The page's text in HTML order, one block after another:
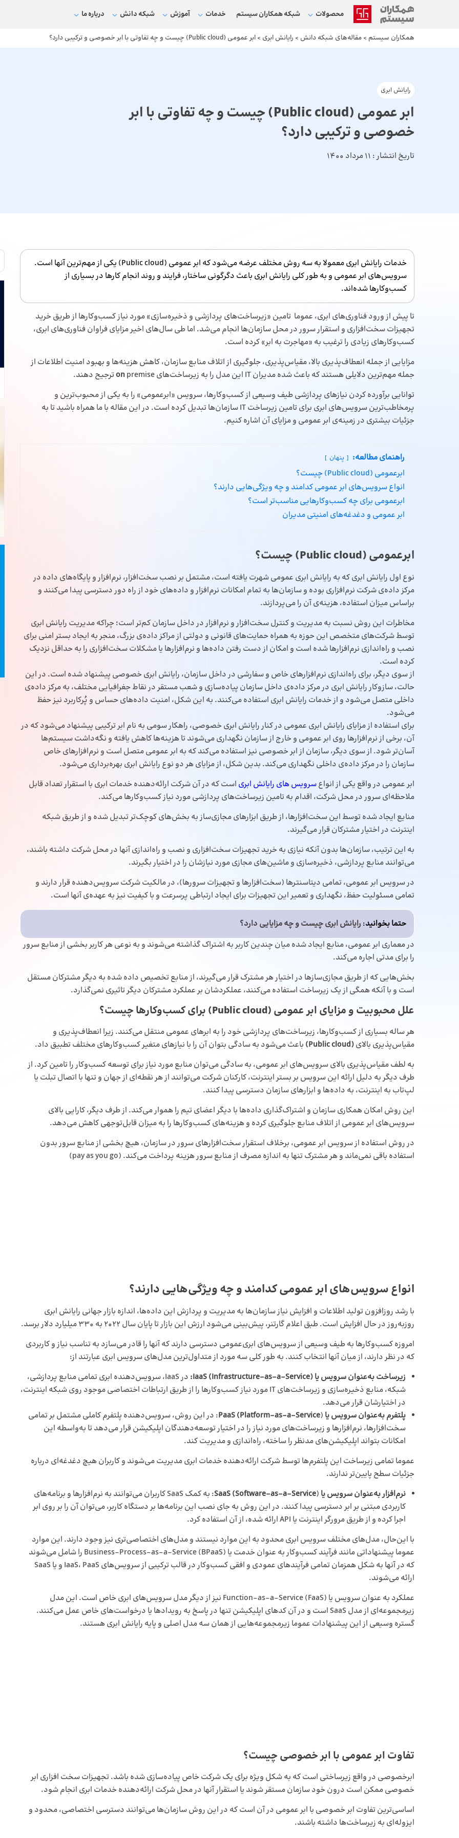
محصولات شبکه‌ همکاران سیستم خدمات آموزش شبکه دانش درباره ما
همکاران سیستم > مقاله‌های شبکه دانش > رایانش ابری > ابر عمومی (Public cloud) چیست و چه تفاوتی با ابر خصوصی و ترکیبی دارد؟
رایانش ابری
ابر عمومی (Public cloud) چیست و چه تفاوتی با ابر
خصوصی و ترکیبی دارد؟
تاریخ انتشار : 11 مرداد 1400
خدمات رایانش ابری معمولا به سه روش مختلف عرضه می‌شود که ابر عمومی (Public cloud) یکی از مهم‌ترین آنها است.
سرویس‌های ابر عمومی و به طور کلی رایانش ابری باعث دگرگونی ساختار، فرایند و روند انجام کارها در بسیاری از
کسب‌وکارها شده‌اند.
تا پیش از ورود فناوری‌های ابری، عموما تامین «زیرساخت‌های پردازشی و ذخیره‌سازی» مورد نیاز کسب‌وکارها از طریق خرید
تجهیزات سخت‌افزاری و استقرار سرور در محل سازمان‌ها انجام می‌شد. اما طی سال‌های اخیر مزایای فراوان فناوری‌های ابری،
کسب‌وکارهای زیادی را ترغیب به «مهاجرت به ابر» کرده ‌است.
مزایایی از جمله انعطاف‌پذیری بالا، مقیاس‌پذیری، جلوگیری از اتلاف منابع سازمان، کاهش هزینه‌ها و بهبود امنیت اطلاعات از
جمله مهم‌ترین دلایلی هستند که باعث شده‌ مدیران IT این مدل را به زیرساخت‌های
onpremise
ترجیح دهند.
توانایی برآورده‌ کردن نیازهای پردازشی طیف وسیعی از کسب‌وکارها، سرویس «ابرعمومی» را به یکی از محبوب‌ترین و
پرمخاطب‌ترین سرویس‌های ابری برای تامین زیرساخت IT سازمان‌ها تبدیل کرده ‌است. در این مقاله با ما همراه باشید تا به
جزئیات بیشتری در زمینه‌ی ابر عمومی و مزایای آن اشاره کنیم.
راهنمای مطالعه: پنهان
ابر‌عمومی (Public cloud) چیست؟
انواع سرویس‌های ابر عمومی کدامند و چه ویژگی‌هایی دارند؟
ابرعمومی برای چه کسب‌وکارهایی مناسب‌تر است؟
ابر عمومی و دغدغه‌های امنیتی مدیران
ابر‌عمومی (Public cloud) چیست؟
نوع اول رایانش ابری که به رایانش ابری عمومی شهرت یافته است، مشتمل بر نصب سخت‌افزار، نرم‌افزار و پایگاه‌های داده در
مرکز داده‌ی شرکت نرم‌افزاری بوده و سازمان‌ها به تمام امکانات نرم‌افزار و داده‌های خود از راه دور دسترسی پیدا می‌کنند و
بر‌اساس میزان استفاده، هزینه‌ی آن را می‌پردازند.
مخاطرات این روش نسبت به مدیریت و کنترل سخت‌افزار و نرم‌افزار در داخل سازمان کم‌تر است؛ چراکه مدیریت رایانش ابری
توسط شرکت‌های متخصص این حوزه به همراه حمایت‌های قانونی و دولتی از مراکز داده‌ی بزرگ، منجر به ایجاد بستر امنی برای
نصب و راه‌اندازی نرم‌افزارها شده است و امکان از‌ دست ‌رفتن داده‌ها و نرم‌افزارها یا مشکلات سخت‌افزاری را به حداقل نزدیک
کرده است.
از سوی دیگر، برای راه‌اندازی نرم‌افزارهای خاص و سفارشی در داخل سازمان، رایانش ابری خصوصی پیشنهاد شده است. در این
حالت، سازوکار رایانش ابری در مرکز داده‌ی داخل سازمان پیاده‌سازی و شعب مستقر در نقاط جغرافیایی مختلف، به مرکز داده‌ی
داخلی متصل می‌شود و از خدمات رایانش ابری استفاده می‌کنند. به این شکل، امنیت داده‌های حساس و پُرکاربرد نیز حفظ
می‌شود.
برای استفاده از مزایای رایانش ابری عمومی در کنار رایانش ابری خصوصی، راهکار سومی به نام ابر ترکیبی پیشنهاد می‌شود که در
آن، برخی از نرم‌افزارها روی ابر عمومی و خارج از سازمان نگهداری می‌شوند تا هزینه‌ها کاهش یافته و نگه‌داشت سیستم‌ها
آسان‌تر شود. از سوی دیگر، سازمان از ابر خصوصی نیز استفاده می‌کند که به ابر عمومی متصل است و نرم‌افزارهای خاص
سازمان را در مرکز داده‌ی داخلی نگهداری می‌کند. بدین شکل، از مزایای هر دو نوع رایانش ابری بهره‌برداری می‌شود.
ابر ‌عمومی در واقع یکی از انواعسرویس‌ های رایانش ابری است که در آن شرکت ارائه‌دهنده خدمات ابری با استقرار تعداد قابل
‌ملاحظه‌ای سرور در محل شرکت، اقدام به تامین زیرساخت‌های پردازشی مورد نیاز کسب‌وکارها می‌کند.
منایع ایجاد شده توسط این سخت‌افزارها، از طریق ابزارهای مجازی‌ساز به بخش‌های کوچک‌تر تبدیل شده و از طریق شبکه
اینترنت در اختیار مشترکان قرار می‌گیرند.
به ‌این ‌ترتیب، سازمان‌ها بدون آنکه نیازی به خرید تجهیزات سخت‌افزاری و نصب و راه‌اندازی آنها در محل شرکت داشته باشند،
می‌توانند منابع پردازشی، ذخیره‌سازی و ماشین‌های مجازی مورد ‌نیازشان را در اختیار بگیرند.
در سرویس ‌ابر‌ عمومی، تمامی دیتاسنترها (سخت‌افزارها و تجهیزات سرورها)، در مالکیت شرکت سرویس‌دهنده قرار دارند و
تمامی مسئولیت حفظ، نگهداری و تعمیر این تجهیزات برای ایجاد ارتباطی پرسرعت و با کیفیت نیز به عهده‌ی آنها است.
حتما بخوانید: رایانش ابری چیست و چه مزایایی دارد؟
در معماری ابر ‌عمومی، منابع ایجاد شده میان چندین کاربر به اشتراک گذاشته می‌شوند و به ‌نوعی هر کاربر بخشی از منابع سرور
را برای مدتی اجاره می‌کند.
بخش‌هایی که از طریق مجازی‌سازها در اختیار هر مشترک قرار می‌گیرند، از منابع تخصیص داده ‌شده به دیگر مشترکان مستقل
است و با آنکه همگی از یک زیرساخت استفاده می‌کنند، عملکردشان بر عملکرد مشترکان دیگر تاثیری نمی‌گذارد.
علل محبوبیت و مزایای ابر عمومی (Public cloud) برای کسب‌وکارها چیست؟
هر ساله بسیاری از کسب‌وکارها، زیرساخت‌های پردازشی خود را به ابرهای‌ عمومی منتقل می‌کنند. زیرا انعطاف‌پذیری و
مقیاس‌پذیری بالای(
Public cloud
) باعث می‌شود به‌ سادگی بتوان آن را با نیازهای متغیر کسب‌وکارهای مختلف تطبیق داد.
به لطف مقیاس‌پذیری بالای سرویس‌های ابر عمومی، به ‌سادگی می‌توان منابع مورد نیاز برای توسعه کسب‌وکار را تامین کرد. از
طرف دیگر به دلیل ارائه این سرویس بر بستر اینترنت، کارکنان شرکت می‌توانند از هر نقطه‌ای از جهان و تنها با اتصال تبلت یا
لپ‌تاب به اینترنت، به داده‌ها و ابزارهای سازمان دسترسی پیدا کنند.
این روش امکان همکاری سازمان و اشتراک‌گذاری داده‌ها با دیگر اعضای تیم را هموار می‌کند. از طرف دیگر، کارایی بالای
سرویس‌های ابر عمومی از اتلاف منابع جلوگیری کرده و هزینه‌های کسب‌وکارها را به ‌میزان قابل‌توجهی کاهش می‌دهد.
در روش استفاده از سرویس ابر‌ عمومی، برخلاف استقرار سخت‌افزارهای سرور در سازمان، هیچ بخشی از منابع سرور بدون
استفاده باقی نمی‌ماند و هر مشترک تنها به اندازه مصرف از منابع سرور هزینه پرداخت می‌کند. (pay as you go)
انواع سرویس‌های ابر عمومی کدامند و چه ویژگی‌هایی دارند؟
با رشد روزافزون تولید اطلاعات و افزایش نیاز سازمان‌ها به مدیریت و پردازش این داده‌ها، اندازه بازار جهانی رایانش ابری
روزبه‌روز در حال افزایش است. طبق اعلام گارتنر، پیش‌بینی می‌شود ارزش این بازار تا پایان سال 2022 به 330 میلیارد دلار برسد.
امروزه کسب‌وکارها به طیف وسیعی از سرویس‌های ابری‌عمومی دسترسی دارند که آنها را قادر می‌سازد به تناسب نیاز و کاربردی
که در نظر دارند، از میان آنها انتخاب کنند. به طور کلی سه مورد از متداول‌ترین مدل‌های سرویس ‌ابری عبارتند از:
زیرساخت به‌عنوان سرویس یا
IaaS(Infrastructure-as-a-Service):
در IaaS، سرویس‌دهنده ابری تمامی منابع پردازشی،
شبکه، منابع ذخیره‌سازی و زیرساخت‌های IT مورد نیاز کسب‌وکارها را از طریق ارتباطات اختصاصی موجود روی شبکه اینترنت،
در اختیارشان قرار می‌دهد.
پلتفرم به‌عنوان سرویس یا
PaaS(Platform-as-a-Service
): در این روش، سرویس‌دهنده پلتفرم کاملی مشتمل بر تمامی
سخت‌افزارها، نرم‌افزارها و زیرساخت‌های مورد نیاز را در اختیار توسعه‌دهندگان اپلیکیشن قرار می‌دهد تا به‌واسطه این
امکانات بتواند اپلیکیشن‌های مدنظر را ساخته، راه‌اندازی و مدیریت کند.
عموما تمامی زیرساخت این پلتفرم‌ها توسط شرکت ارائه‌دهنده خدمات ابری مدیریت می‌شوند و کاربران هیچ دغدغه‌ای درباره
جزئیات سطح پایین‌تر ندارند.
نرم‌افزار به‌عنوان سرویس یا
SaaS(Software-as-a-Service
): به کمک SaaS کاربران می‌توانند به نرم‌افزارها و برنامه‌های
کاربردی مبتنی بر ابر دسترسی پیدا کنند. در این روش به جای نصب این برنامه‌ها بر دستگاه کاربر، می‌توان آن را بر روی ابر
اجرا کرده و از طریق مرورگر اینترنت یا API ارائه شده، از آن استفاده کرد.
با این‌حال، مدل‌های مختلف سرویس‌ ابری محدود به این موارد نیستند و مدل‌های اختصاصی‌تری نیز وجود دارند. این موارد
عموما پیشنهاداتی مانند فرآیند کسب‌و‌کار به‌ عنوان خدمت یا Business-Process-as-a-Service (BPaaS) را شامل می‌شوند
که در آنها به شکل همزمان تمامی فرآیندهای عمودی و افقی کسب‌وکار در قالب ترکیبی از سرویس‌های IaaS، PaaS و یا SaaS
ارائه می‌شوند.
عملکرد به عنوان سرویس یا Function-as-a-Service (FaaS) نیز از دیگر مدل سرویس‌های ابری خاص است. این مدل
زیرمجموعه‌ای از مدل SaaS است و در آن کدهای اپلیکیشن تنها در پاسخ به رویدادها یا درخواست‌های خاص عمل می‌کنند.
گستره وسیعی از این پیشنهادات عموما زیرمجموعه‌هایی از همان سه مدل اصلی و پایه رایانش ابری هستند.
تفاوت ابر عمومی با ابر خصوصی چیست؟
ابر‌خصوصی در واقع زیرساختی است که به‌ شکل ویژه برای یک شرکت خاص پیاده‌سازی شده ‌باشد. تجهیزات سخت ‌افزاری ابر
خصوصی ممکن است درون خود سازمان مستقر شوند یا استقرار آنها در محل شرکت ارائه‌دهنده خدمات ‌ابری انجام شود.
اساسی‌ترین تفاوت ابر خصوصی با ابر عمومی در آن است که در این روش سازمان‌ها می‌توانند دسترسی اختصاصی، محدود و
ایزوله‌ای به زیرساخت‌ها داشته باشند.